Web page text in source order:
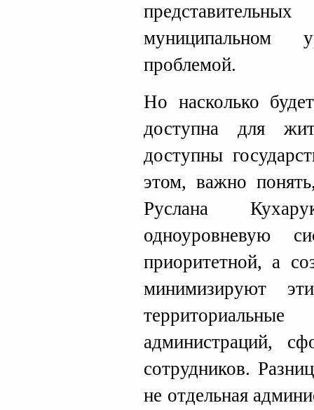
муниципальном
проблемой.
Но насколько
доступна для
доступны
этом, важно
Руслана
одноуровневую
приоритетной, а
минимизируют
администраций,
сотрудников.
не отдельная